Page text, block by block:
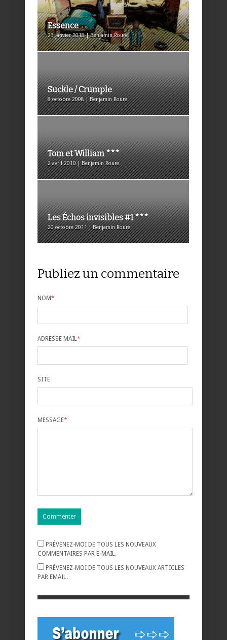
Essence
23 janvier 2018 | Benjamin Roure
Suckle / Crumple
8 octobre 2008 | Benjamin Roure
Tom et William ***
2 avril 2010 | Benjamin Roure
Les Échos invisibles #1 ***
20 octobre 2011 | Benjamin Roure
Publiez un commentaire
NOM*
ADRESSE MAIL*
SITE
MESSAGE*
PRÉVENEZ-MOI DE TOUS LES NOUVEAUX
COMMENTAIRES PAR E-MAIL.
PRÉVENEZ-MOI DE TOUS LES NOUVEAUX ARTICLES
PAR EMAIL.